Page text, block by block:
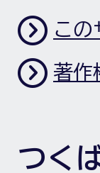
この
著作
つく